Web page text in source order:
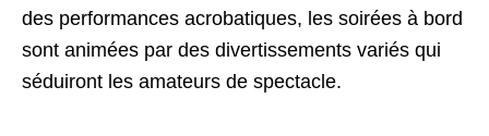
des performances acrobatiques, les soirées à bord
sont animées par des divertissements variés qui
séduiront les amateurs de spectacle.